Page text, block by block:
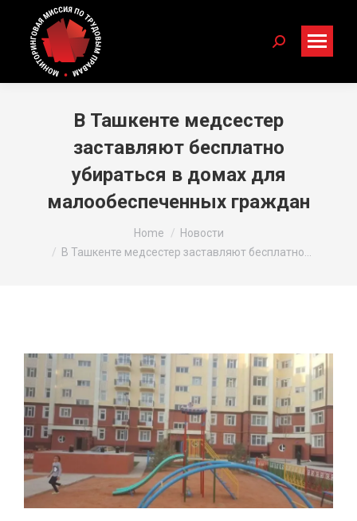
Search:
В Ташкенте медсестер
заставляют бесплатно
убираться в домах для
малообеспеченных граждан
Home
Новости
В Ташкенте медсестер заставляют бесплатно…